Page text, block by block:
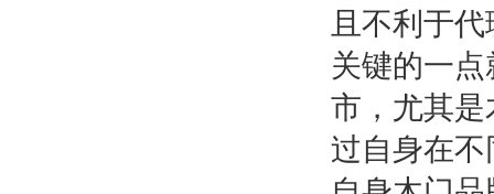
且不利于
关键的一
市，尤其
过自身在